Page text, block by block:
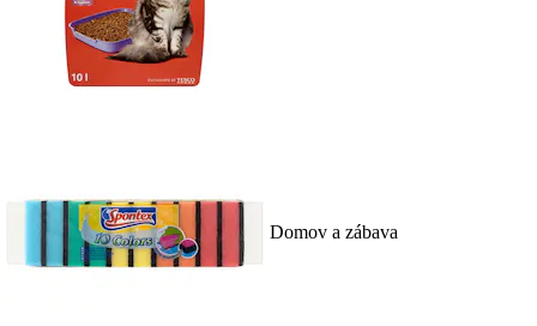
Domov a zábava